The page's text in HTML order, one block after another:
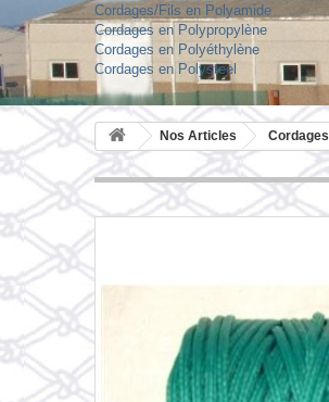
Cordages/Fils en Polyamide
Cordages en Polypropylène
Cordages en Polyéthylène
Cordages en Polysteel
Nos Articles Cordages